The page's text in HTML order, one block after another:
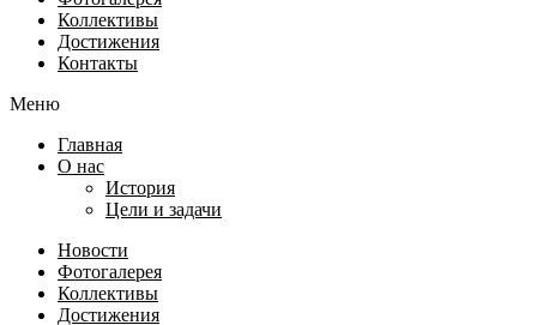
Коллективы
Достижения
Контакты
Меню
Главная
О нас
История
Цели и задачи
Новости
Фотогалерея
Коллективы
Достижения